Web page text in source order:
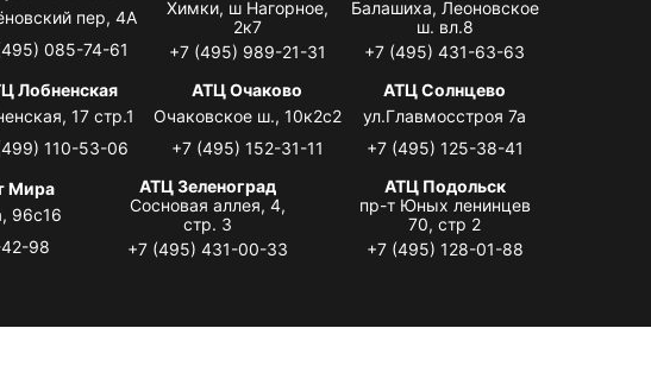
пер, 4А
085-74-61
Химки, ш Нагорное,
2к7
+7 (495) 989-21-31
Балашиха, Леоновское
ш. вл.8
+7 (495) 431-63-63
Лобненская
17 стр.1
110-53-06
АТЦ Очаково
Очаковское ш., 10к2с2
+7 (495) 152-31-11
АТЦ Солнцево
ул.Главмосстроя 7а
+7 (495) 125-38-41
Мира
96с16
98
АТЦ Зеленоград
Сосновая аллея, 4,
стр. 3
+7 (495) 431-00-33
АТЦ Подольск
пр-т Юных ленинцев
70, стр 2
+7 (495) 128-01-88